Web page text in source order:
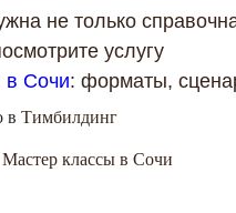
не только
услугу
в Сочи: форматы,
в Тимбилдинг
Мастер классы в Сочи